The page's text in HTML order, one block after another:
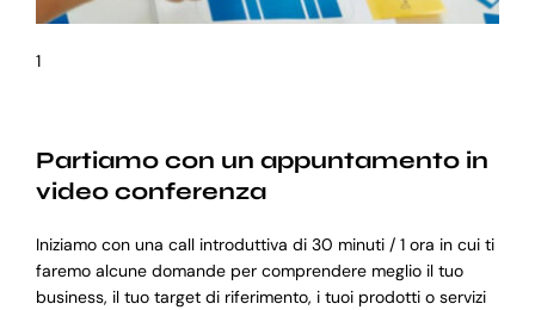
1
Partiamo con un appuntamento in
video conferenza
Iniziamo con una call introduttiva di 30 minuti / 1 ora in cui ti
faremo alcune domande per comprendere meglio il tuo
business, il tuo target di riferimento, i tuoi prodotti o servizi